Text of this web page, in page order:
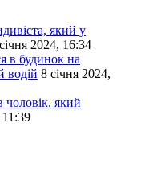
який у
2024, 16:34
в будинок на
водій 8 січня 2024,
чоловік, який
11:39